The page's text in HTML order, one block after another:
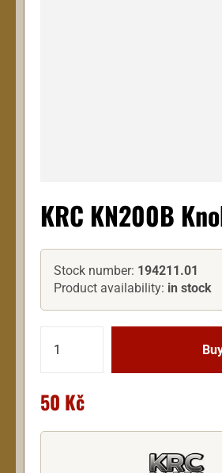
KRC KN200B
Stock number: 194211.01
Product availability: in stock
50 Kč